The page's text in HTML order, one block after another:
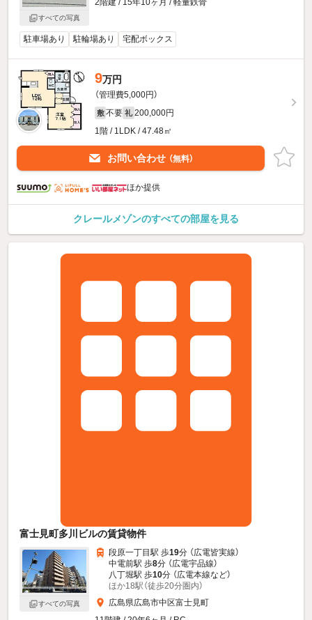
すべての写真
駐車場あり 駐輪場あり 宅配ボックス
9万円
（管理費5,000円）
敷 不要 礼 200,000円
1階 / 1LDK / 47.48㎡
お問い合わせ （無料）
ほか提供
クレールメゾンのすべての部屋を見る
富士見町多川ビルの賃貸物件
すべての写真
段原一丁目駅 歩19分 （広電皆実線）
中電前駅 歩8分 （広電宇品線）
八丁堀駅 歩10分 （広電本線など）
ほか18駅（徒歩20分圏内）
広島県広島市中区富士見町